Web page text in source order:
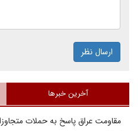
ارسال نظر
آخرین خبرها
مقاومت عراق پاسخ به حملات